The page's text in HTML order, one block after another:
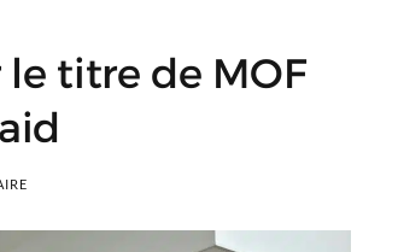
titre de MOF